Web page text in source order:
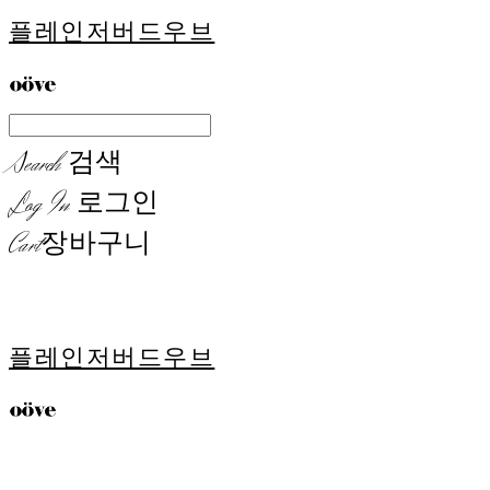
플레인저버드우브
Search검색
Log In 로그인
Cart장바구니
플레인저버드우브